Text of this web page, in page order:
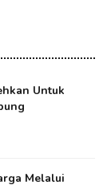
Untuk
Melalui